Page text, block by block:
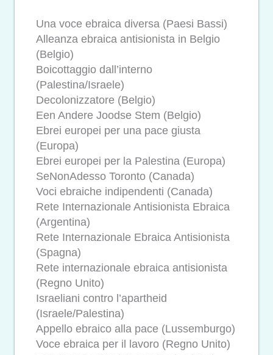
Una voce ebraica diversa (Paesi Bassi)
Alleanza ebraica antisionista in Belgio
(Belgio)
Boicottaggio dall’interno
(Palestina/Israele)
Decolonizzatore (Belgio)
Een Andere Joodse Stem (Belgio)
Ebrei europei per una pace giusta
(Europa)
Ebrei europei per la Palestina (Europa)
SeNonAdesso Toronto (Canada)
Voci ebraiche indipendenti (Canada)
Rete Internazionale Antisionista Ebraica
(Argentina)
Rete Internazionale Ebraica Antisionista
(Spagna)
Rete internazionale ebraica antisionista
(Regno Unito)
Israeliani contro l’apartheid
(Israele/Palestina)
Appello ebraico alla pace (Lussemburgo)
Voce ebraica per il lavoro (Regno Unito)